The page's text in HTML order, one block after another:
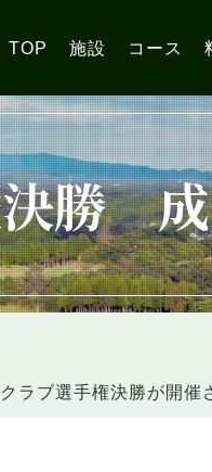
TOP 施設 コース
決勝
ラブ選手権決勝が開催